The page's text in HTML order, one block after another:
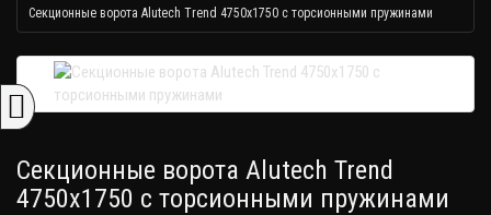
Секционные ворота Alutech Trend 4750х1750 с торсионными пружинами
Секционные ворота Alutech Trend
4750х1750 с торсионными пружинами